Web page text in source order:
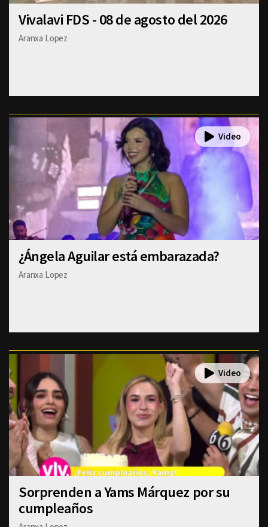
Vivalavi FDS - 08 de agosto del 2026
Aranxa Lopez
¿Ángela Aguilar está embarazada?
Aranxa Lopez
Sorprenden a Yams Márquez por su
cumpleaños